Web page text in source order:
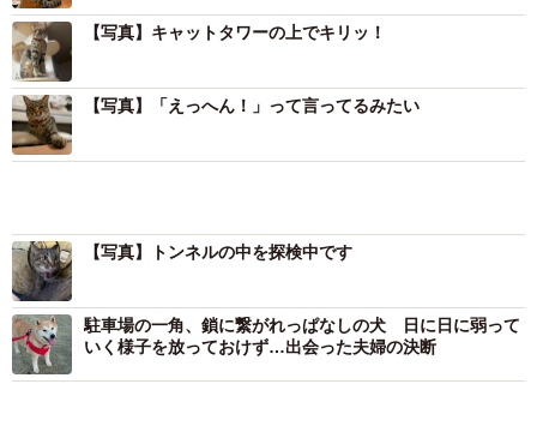
ことになった」と行った。話を聞いてみても辻褄が合わな
いので、よくよく聞いてみると、捨て猫を連れて帰ってき
たことが分かった。
「私は昔実家で飼っていた猫の毛が原因で目のアレルギー
それだけではない。本田家は5人の子供がいる7人家族なの
で、安易に生き物を飼えない。夫も反対して「元いた場所
に戻してきなさい」と言ったので、長男は花子ちゃんを拾
った公園に連れて行った。しかし、かわいそうだと思い、
【写真】キャットタワーの上でキリッ！
【写真】「えっへん！」って言ってるみたい
【写真】トンネルの中を探検中です
駐車場の一角、鎖に繋がれっぱなしの犬 日に日に弱って
いく様子を放っておけず…出会った夫婦の決断